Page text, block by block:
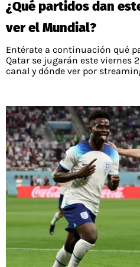
PALESTINO
UNION ESPAÑOLA
CAMPEONATO NACIONAL
GUÍAS
PRONÓSTICOS
FÚTBOL INTERNACIONAL
COPA LIBERTADORES
COPA SUDAMERICANA
CHAMPIONS LEAGUE
EUROPA LEAGUE
SERIE A
LA LIGA
CHILENOS EN EL EXTERIOR
CHILENOS POR EL MUNDO
ALEXIS SANCHEZ
DARIO OSORIO
DAMIAN PIZARRO
MERCADO DE FICHAJES
TENIS
ELIMINATORIAS CONMEBOL
FEMENINO
QUIENES SOMOS
STAFF
TÉRMINOS Y CONDICIONES
¿Qué partidos dan
ver el Mundial?
Entérate a continuación qué
Qatar se jugarán este viernes
canal y dónde ver por